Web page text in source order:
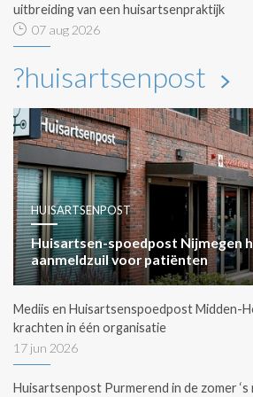
uitbreiding van een huisartsenpraktijk
07 aug 2026
?huisartsenpost
HUISARTSENPOST
Huisartsen-spoedpost Nijmegen
aanmeldzuil voor patiënten
Mediis en Huisartsenspoedpost Midden-
krachten in één organisatie
17 jun 2026
Huisartsenpost Purmerend in de zomer